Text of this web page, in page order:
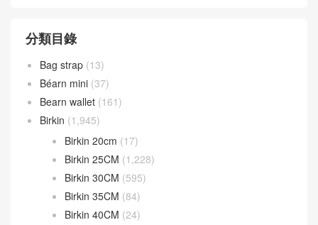
分類目錄
Bag strap (13)
Béarn mini (37)
Bearn wallet (161)
Birkin (1,945)
Birkin 20cm (17)
Birkin 25CM (1,228)
Birkin 30CM (595)
Birkin 35CM (84)
Birkin 40CM (24)